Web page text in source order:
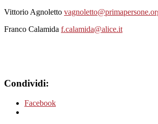
Vittorio Agnoletto
Franco Calamida f.calamida@alice.it
Condividi:
Facebook